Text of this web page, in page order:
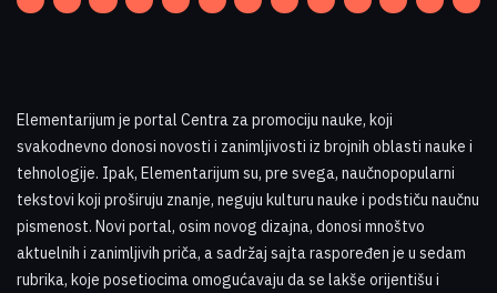
Elementarijum je portal Centra za promociju nauke, koji
svakodnevno donosi novosti i zanimljivosti iz brojnih oblasti nauke i
tehnologije. Ipak, Elementarijum su, pre svega, naučnopopularni
tekstovi koji proširuju znanje, neguju kulturu nauke i podstiču naučnu
pismenost. Novi portal, osim novog dizajna, donosi mnoštvo
aktuelnih i zanimljivih priča, a sadržaj sajta raspoređen je u sedam
rubrika, koje posetiocima omogućavaju da se lakše orijentišu i